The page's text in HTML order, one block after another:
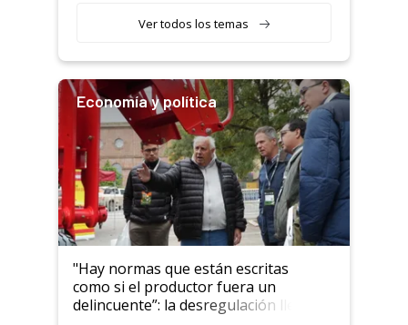
Ver todos los temas
Economía y política
"Hay normas que están escritas
como si el productor fuera un
delincuente”: la desregulación llegó